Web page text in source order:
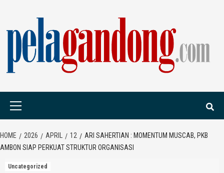
content
HOME 2026 APRIL 12
ARI SAHERTIAN : MOMENTUM MUSCAB, PKB
AMBON SIAP PERKUAT STRUKTUR ORGANISASI
Uncategorized